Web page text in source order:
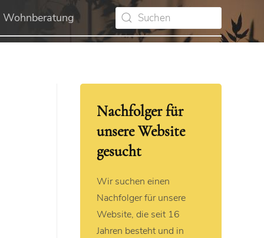
Wohnberatung
Nachfolger für
unsere Website
gesucht
Wir suchen einen
Nachfolger für unsere
Website, die seit 16
Jahren besteht und in